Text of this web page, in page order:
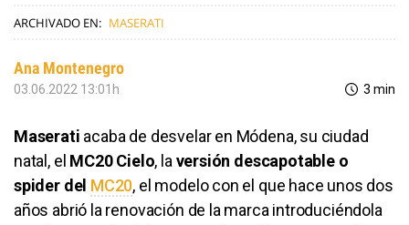
ARCHIVADO EN: MASERATI
Ana Montenegro
03.06.2022 13:01h 3 min
Maserati acaba de desvelar en Módena, su ciudad
natal, el MC20 Cielo, la versión descapotable o
spider del MC20, el modelo con el que hace unos dos
años abrió la renovación de la marca introduciéndola